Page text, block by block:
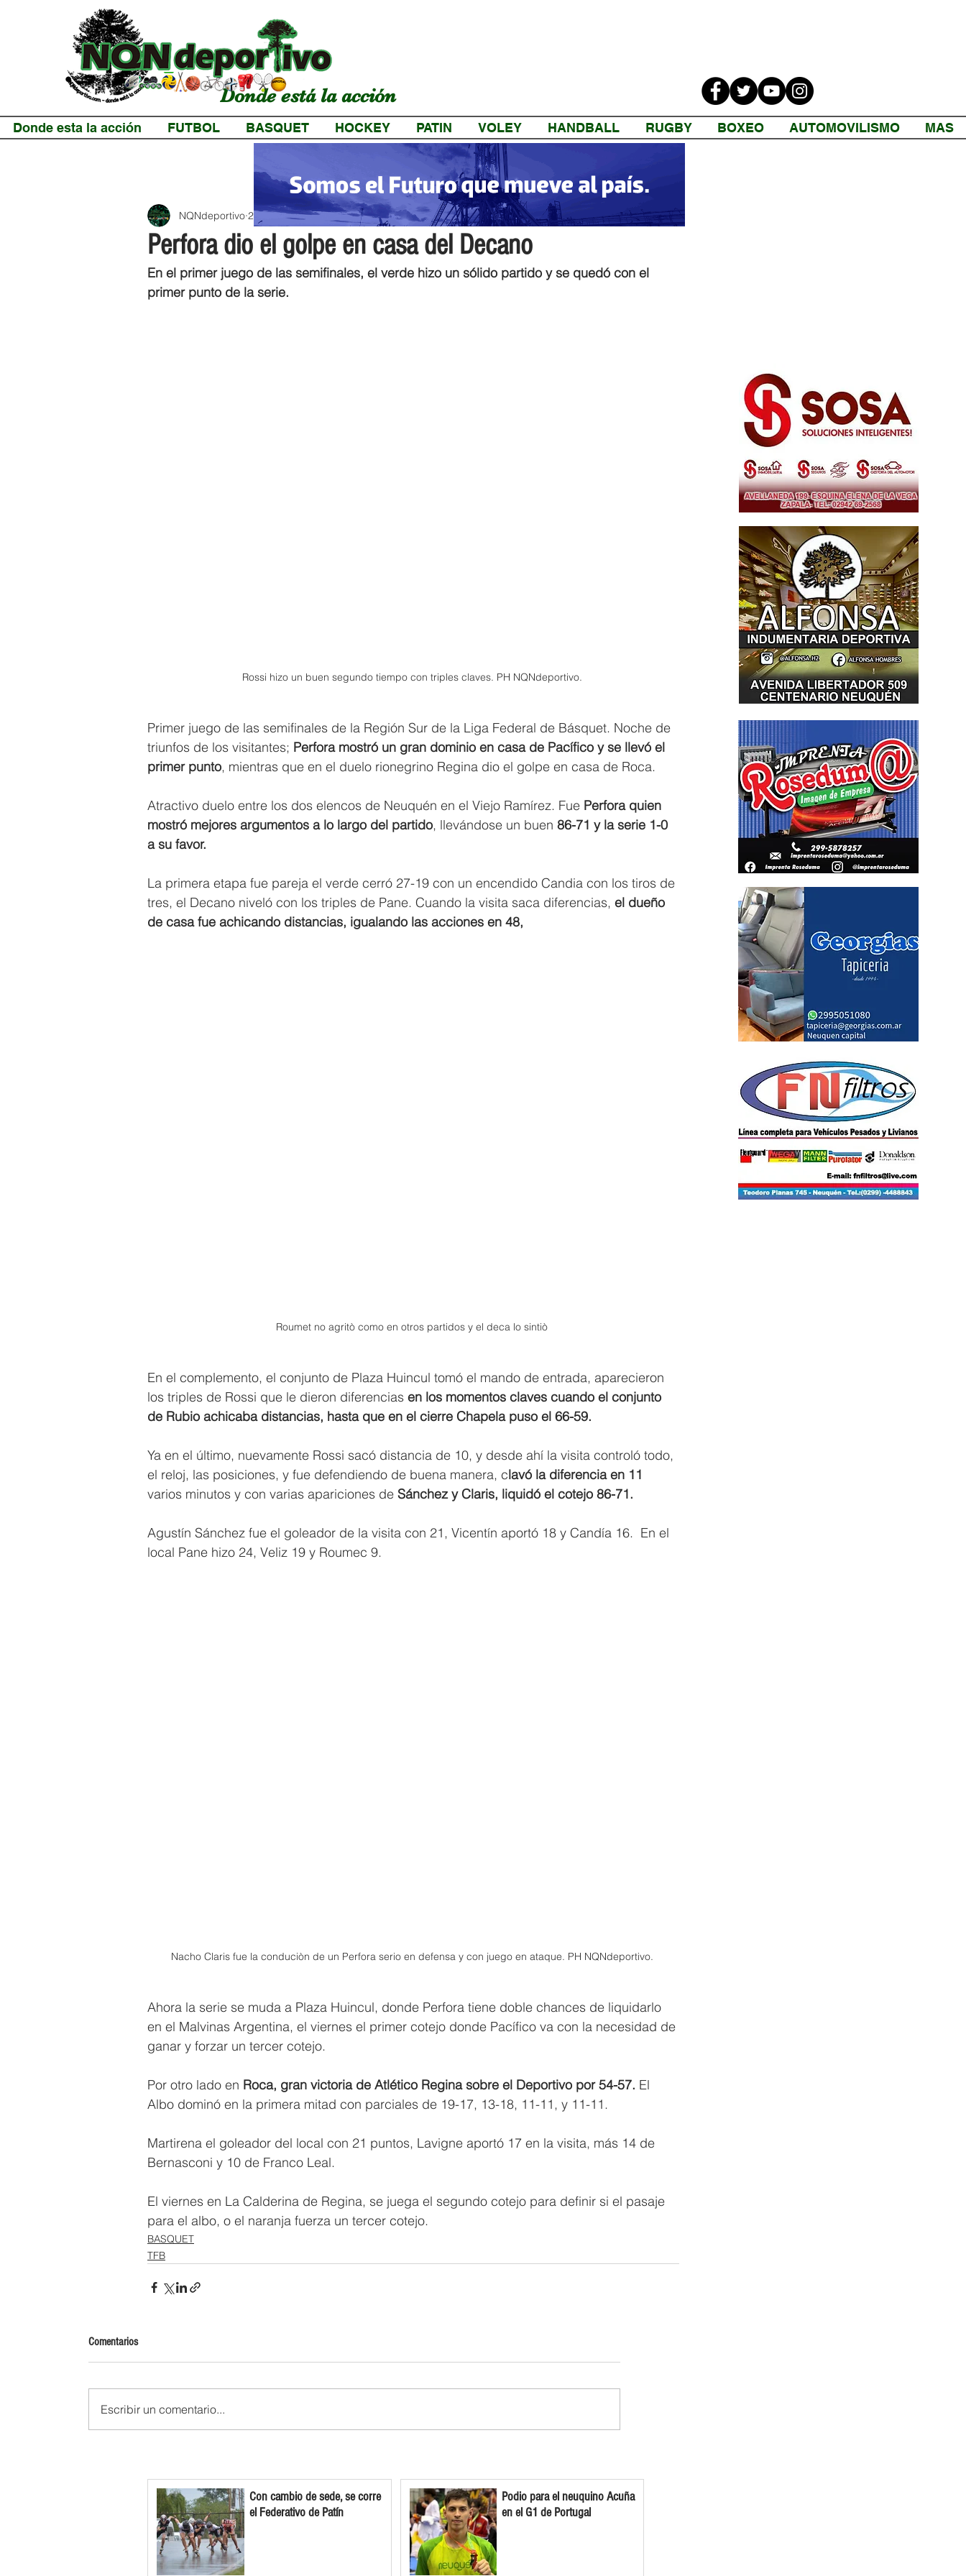
Donde está la acción
Donde esta la acción FUTBOL BASQUET HOCKEY PATIN VOLEY HANDBALL RUGBY BOXEO AUTOMOVILISMO MAS
Perfora dio el golpe en casa del Decano
NQNdeportivo 2 min de lectura
En el primer juego de las semifinales, el verde hizo un sólido partido y se quedó con el
primer punto de la serie.
Rossi hizo un buen segundo tiempo con triples claves. PH NQNdeportivo.
Primer juego de las semifinales de la Región Sur de la Liga Federal de Básquet. Noche de
triunfos de los visitantes; Perfora mostró un gran dominio en casa de Pacífico y se llevó el
primer punto, mientras que en el duelo rionegrino Regina dio el golpe en casa de Roca.
Atractivo duelo entre los dos elencos de Neuquén en el Viejo Ramírez. Fue Perfora quien
mostró mejores argumentos a lo largo del partido, llevándose un buen 86-71 y la serie 1-0
a su favor.
La primera etapa fue pareja el verde cerró 27-19 con un encendido Candia con los tiros de
tres, el Decano niveló con los triples de Pane. Cuando la visita saca diferencias, el dueño
de casa fue achicando distancias, igualando las acciones en 48,
Roumet no agritò como en otros partidos y el deca lo sintiò
En el complemento, el conjunto de Plaza Huincul tomó el mando de entrada, aparecieron
los triples de Rossi que le dieron diferencias en los momentos claves cuando el conjunto
de Rubio achicaba distancias, hasta que en el cierre Chapela puso el 66-59.
Ya en el último, nuevamente Rossi sacó distancia de 10, y desde ahí la visita controló todo,
el reloj, las posiciones, y fue defendiendo de buena manera, clavó la diferencia en 11
varios minutos y con varias apariciones de Sánchez y Claris, liquidó el cotejo 86-71.
Agustín Sánchez fue el goleador de la visita con 21, Vicentín aportó 18 y Candía 16.  En el
local Pane hizo 24, Veliz 19 y Roumec 9.
Nacho Claris fue la conduciòn de un Perfora serio en defensa y con juego en ataque. PH NQNdeportivo.
Ahora la serie se muda a Plaza Huincul, donde Perfora tiene doble chances de liquidarlo
en el Malvinas Argentina, el viernes el primer cotejo donde Pacífico va con la necesidad de
ganar y forzar un tercer cotejo.
Por otro lado en Roca, gran victoria de Atlético Regina sobre el Deportivo por 54-57. El
Albo dominó en la primera mitad con parciales de 19-17, 13-18, 11-11, y 11-11.
Martirena el goleador del local con 21 puntos, Lavigne aportó 17 en la visita, más 14 de
Bernasconi y 10 de Franco Leal.
El viernes en La Calderina de Regina, se juega el segundo cotejo para definir si el pasaje
para el albo, o el naranja fuerza un tercer cotejo.
BASQUET
TFB
Comentarios
Escribir un comentario...
Con cambio de sede, se corre
el Federativo de Patín
Podio para el neuquino Acuña
en el G1 de Portugal